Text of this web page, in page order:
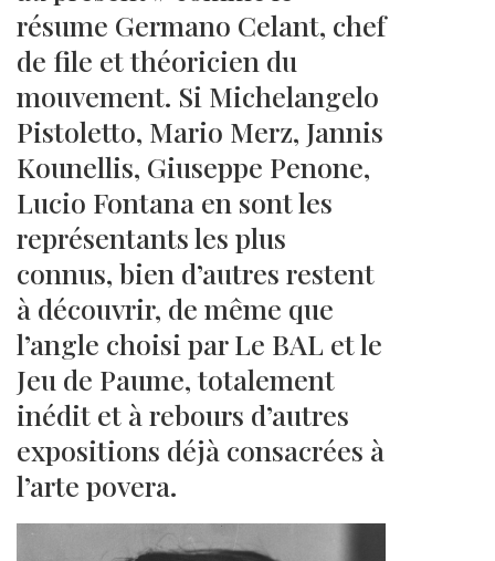
résume Germano Celant, chef
de file et théoricien du
mouvement. Si Michelangelo
Pistoletto, Mario Merz, Jannis
Kounellis, Giuseppe Penone,
Lucio Fontana en sont les
représentants les plus
connus, bien d’autres restent
à découvrir, de même que
l’angle choisi par Le BAL et le
Jeu de Paume, totalement
inédit et à rebours d’autres
expositions déjà consacrées à
l’arte povera.